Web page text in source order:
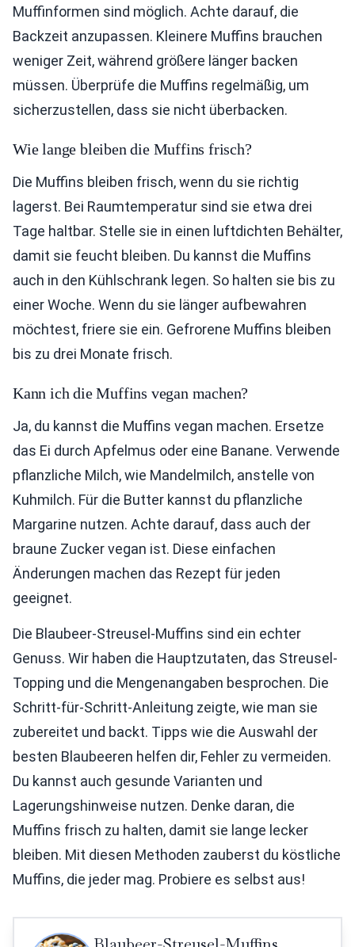
Muffinformen sind möglich. Achte darauf, die
Backzeit anzupassen. Kleinere Muffins brauchen
weniger Zeit, während größere länger backen
müssen. Überprüfe die Muffins regelmäßig, um
sicherzustellen, dass sie nicht überbacken.
Wie lange bleiben die Muffins frisch?
Die Muffins bleiben frisch, wenn du sie richtig
lagerst. Bei Raumtemperatur sind sie etwa drei
Tage haltbar. Stelle sie in einen luftdichten Behälter,
damit sie feucht bleiben. Du kannst die Muffins
auch in den Kühlschrank legen. So halten sie bis zu
einer Woche. Wenn du sie länger aufbewahren
möchtest, friere sie ein. Gefrorene Muffins bleiben
bis zu drei Monate frisch.
Kann ich die Muffins vegan machen?
Ja, du kannst die Muffins vegan machen. Ersetze
das Ei durch Apfelmus oder eine Banane. Verwende
pflanzliche Milch, wie Mandelmilch, anstelle von
Kuhmilch. Für die Butter kannst du pflanzliche
Margarine nutzen. Achte darauf, dass auch der
braune Zucker vegan ist. Diese einfachen
Änderungen machen das Rezept für jeden
geeignet.
Die Blaubeer-Streusel-Muffins sind ein echter
Genuss. Wir haben die Hauptzutaten, das Streusel-
Topping und die Mengenangaben besprochen. Die
Schritt-für-Schritt-Anleitung zeigte, wie man sie
zubereitet und backt. Tipps wie die Auswahl der
besten Blaubeeren helfen dir, Fehler zu vermeiden.
Du kannst auch gesunde Varianten und
Lagerungshinweise nutzen. Denke daran, die
Muffins frisch zu halten, damit sie lange lecker
bleiben. Mit diesen Methoden zauberst du köstliche
Muffins, die jeder mag. Probiere es selbst aus!